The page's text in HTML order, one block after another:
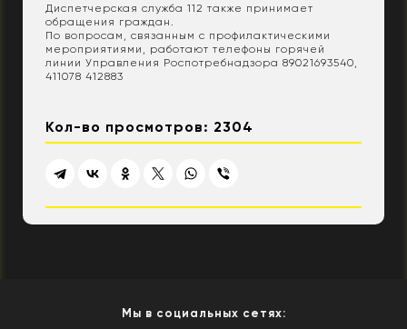
Диспетчерская служба 112 также принимает
обращения граждан.
По вопросам, связанным с профилактическими
мероприятиями, работают телефоны горячей
линии Управления Роспотребнадзора 89021693540,
411078 412883
Кол-во просмотров: 2304
Мы в социальных сетях: